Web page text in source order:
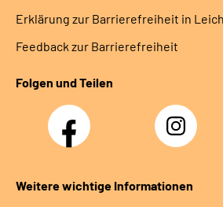
Erklärung zur Barrierefreiheit in
Feedback zur Barrierefreiheit
Folgen und Teilen
Facebook
Klinik
Sonnenblick
Instagram
Klinik
Sonnenblick
Weitere wichtige Informationen